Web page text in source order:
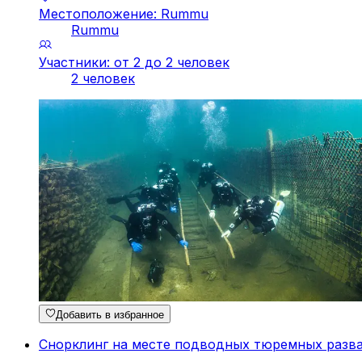
Местоположение: Rummu
Rummu
Участники: от 2 до 2 человек
2 человек
Добавить в избранное
Снорклинг на месте подводных тюремных